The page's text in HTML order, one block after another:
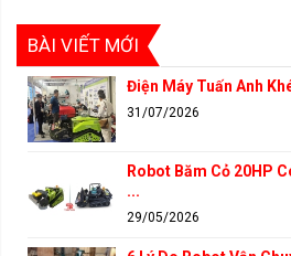
BÀI VIẾT MỚI
Điện Máy Tuấn Anh
31/07/2026
Robot Băm Cỏ 20HP
...
29/05/2026